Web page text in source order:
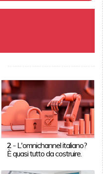
2 - L'omnichannel italiano?
È quasi tutto da costruire.